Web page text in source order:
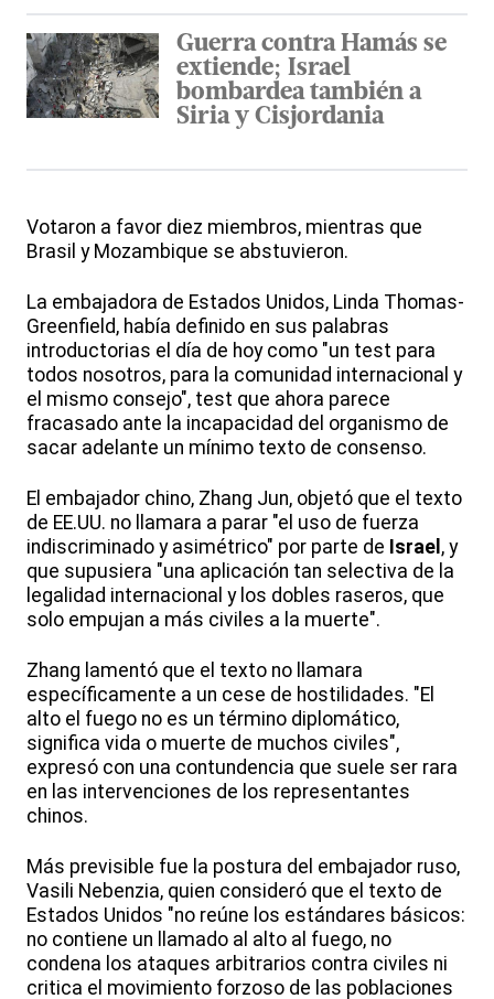
Guerra contra Hamás se
extiende; Israel
bombardea también a
Siria y Cisjordania
Votaron a favor diez miembros, mientras que
Brasil y Mozambique se abstuvieron.
La embajadora de Estados Unidos, Linda Thomas-
Greenfield, había definido en sus palabras
introductorias el día de hoy como "un test para
todos nosotros, para la comunidad internacional y
el mismo consejo", test que ahora parece
fracasado ante la incapacidad del organismo de
sacar adelante un mínimo texto de consenso.
El embajador chino, Zhang Jun, objetó que el texto
de EE.UU. no llamara a parar "el uso de fuerza
indiscriminado y asimétrico" por parte de Israel , y
que supusiera "una aplicación tan selectiva de la
legalidad internacional y los dobles raseros, que
solo empujan a más civiles a la muerte".
Zhang lamentó que el texto no llamara
específicamente a un cese de hostilidades. "El
alto el fuego no es un término diplomático,
significa vida o muerte de muchos civiles",
expresó con una contundencia que suele ser rara
en las intervenciones de los representantes
chinos.
Más previsible fue la postura del embajador ruso,
Vasili Nebenzia, quien consideró que el texto de
Estados Unidos "no reúne los estándares básicos:
no contiene un llamado al alto al fuego, no
condena los ataques arbitrarios contra civiles ni
critica el movimiento forzoso de las poblaciones